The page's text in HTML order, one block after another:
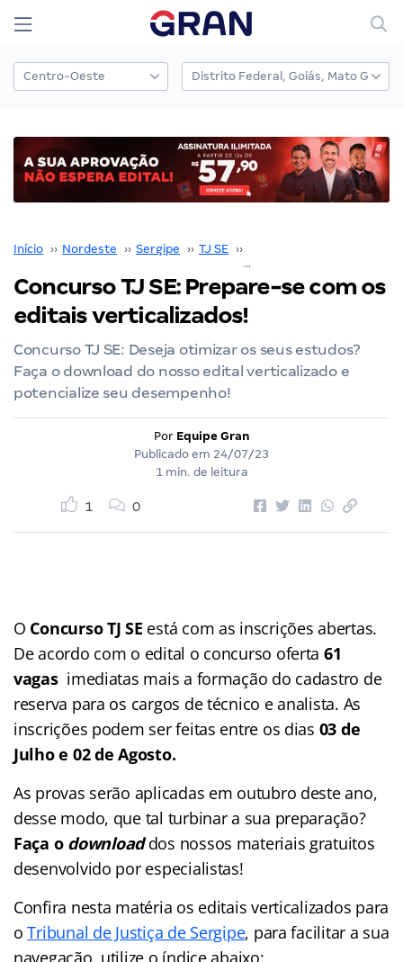
Início ›› Nordeste ›› Sergipe ›› TJ SE ››
Concurso TJ SE: Prepare-se com os
editais verticalizados!
Concurso TJ SE: Deseja otimizar os seus estudos?
Faça o download do nosso edital verticalizado e
potencialize seu desempenho!
Por Equipe Gran
Publicado em 24/07/23
1 min. de leitura
1 0
O Concurso TJ SE está com as inscrições abertas.
De acordo com o edital o concurso oferta 61
vagasimediatas mais a formação do cadastro de
reserva para os cargos de técnico e analista. As
inscrições podem ser feitas entre os dias 03 de
Julho e 02 de Agosto.
As provas serão aplicadas em outubro deste ano,
desse modo, que tal turbinar a sua preparação?
Faça odownloaddos nossos materiais gratuitos
desenvolvido por especialistas!
Confira nesta matéria os editais verticalizados para
oTribunal de Justiça de Sergipe, para facilitar a sua
navegação, utilize o índice abaixo: